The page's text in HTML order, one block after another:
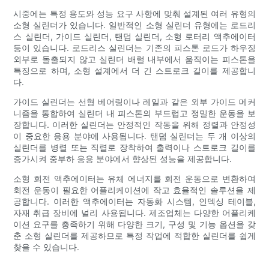
시중에는 특정 용도와 성능 요구 사항에 맞춰 설계된 여러 유형의
소형 실린더가 있습니다. 일반적인 소형 실린더 유형에는 로드리
스 실린더, 가이드 실린더, 탠덤 실린더, 소형 로터리 액추에이터
등이 있습니다. 로드리스 실린더는 기존의 피스톤 로드가 하우징
외부로 돌출되지 않고 실린더 배럴 내부에서 움직이는 피스톤을
특징으로 하며, 소형 설계에서 더 긴 스트로크 길이를 제공합니
다.
가이드 실린더는 선형 베어링이나 레일과 같은 외부 가이드 메커
니즘을 통합하여 실린더 내 피스톤의 부드럽고 정밀한 운동을 보
장합니다. 이러한 실린더는 안정적인 작동을 위해 정렬과 안정성
이 중요한 응용 분야에 사용됩니다. 탠덤 실린더는 두 개 이상의
실린더를 병렬 또는 직렬로 장착하여 출력이나 스트로크 길이를
증가시켜 중부하 응용 분야에서 향상된 성능을 제공합니다.
소형 회전 액추에이터는 유체 에너지를 회전 운동으로 변환하여
회전 운동이 필요한 어플리케이션에 작고 효율적인 솔루션을 제
공합니다. 이러한 액추에이터는 자동화 시스템, 인덱싱 테이블,
자재 취급 장비에 널리 사용됩니다. 제조업체는 다양한 어플리케
이션 요구를 충족하기 위해 다양한 크기, 구성 및 기능 옵션을 갖
춘 소형 실린더를 제공하므로 특정 작업에 적합한 실린더를 쉽게
찾을 수 있습니다.